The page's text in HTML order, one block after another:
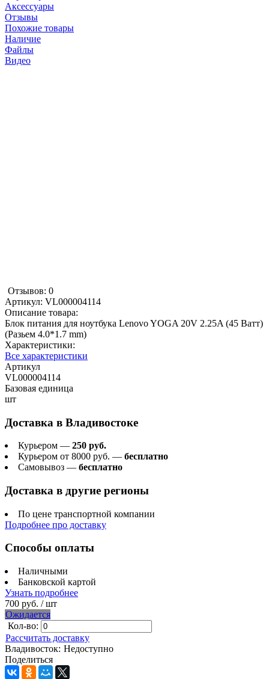
Аксессуары
Отзывы
Похожие товары
Наличие
Файлы
Видео
Отзывов: 0
Артикул: VL000004114
Описание товара:
Блок питания для ноутбука Lenovo YOGA 20V 2.25A (45 Ватт)
(Разьем 4.0*1.7 mm)
Характеристики:
Все характеристики
Артикул
VL000004114
Базовая единица
шт
Доставка в Владивостоке
Курьером — 250 руб.
Курьером от 8000 руб. — бесплатно
Самовывоз — бесплатно
Доставка в другие регионы
По цене транспортной компании
Подробнее про доставку
Способы оплаты
Наличными
Банковской картой
Узнать подробнее
700 руб. / шт
Ожидается
Кол-во:
Рассчитать доставку
Владивосток: Недоступно
Поделиться